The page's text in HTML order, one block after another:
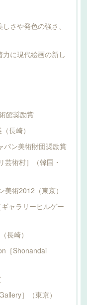
さや発色の強さ、
に現代絵画の新し
館奨励賞
長崎）
美術財団奨励賞
術村］（韓国・
術2012（東京）
ャラリーヒルゲー
長崎）
［Shonandai
］（東京）